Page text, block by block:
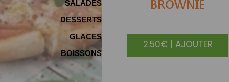
SALADES
DESSERTS
GLACES
BOISSONS
BROWNIE
2.50€ | AJOUTER